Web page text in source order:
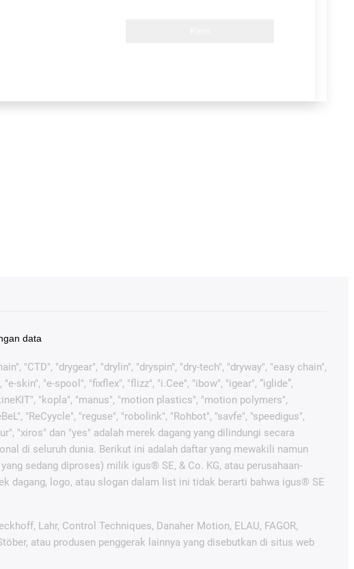
data
"CTD", "drygear", "drylin", "dryspin", "dry-tech", "dryway", "easy chain",
skin", "e-spool", "fixflex", "flizz", "i.Cee", "ibow", "igear", “iglide”,
"kopla", "manus", "motion plastics", "motion polymers",
"ReCyycle", "reguse", "robolink", "Rohbot", "savfe", "speedigus",
"xiros" dan "yes" adalah merek dagang yang dilindungi secara
di seluruh dunia. Berikut ini adalah daftar yang mewakili namun
sedang diproses) milik igus® SE, & Co. KG, atau perusahaan-
dagang, logo, atau slogan dalam list ini tidak berarti bahwa igus® SE
Lahr, Control Techniques, Danaher Motion, ELAU, FAGOR,
atau produsen penggerak lainnya yang disebutkan di situs web